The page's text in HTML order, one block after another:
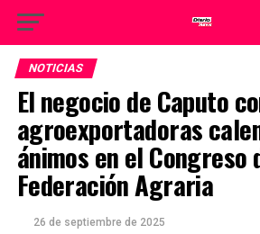
NOTICIAS
El negocio de Caputo
agroexportadoras
ánimos en el Congreso
Federación Agraria
26 de septiembre de 2025